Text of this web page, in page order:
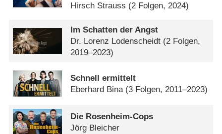
Hirsch Strauss (2 Folgen, 2024)
Im Schatten der Angst
Dr. Lorenz Lodenscheidt (2 Folgen,
2019–2023)
Schnell ermittelt
Eberhard Bina (3 Folgen, 2011–2023)
Die Rosenheim-Cops
Jörg Bleicher